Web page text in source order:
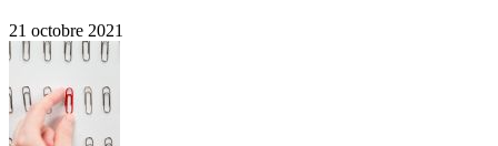
21 octobre 2021